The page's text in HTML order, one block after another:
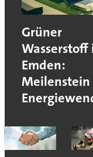
Grüner
Wasserstoff
Emden: